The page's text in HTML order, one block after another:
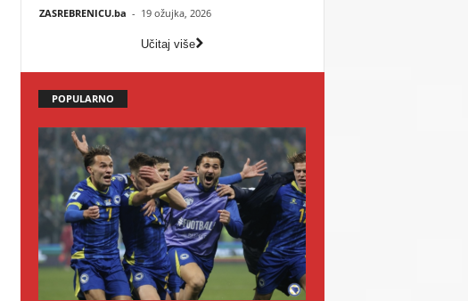
ZASREBRENICU.ba - 19 ožujka, 2026
Učitaj više
POPULARNO